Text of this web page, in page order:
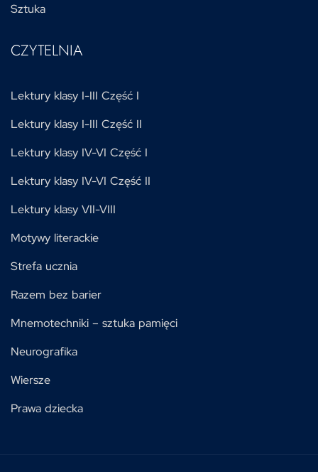
Sztuka
CZYTELNIA
Lektury klasy I-III Część I
Lektury klasy I-III Część II
Lektury klasy IV-VI Część I
Lektury klasy IV-VI Część II
Lektury klasy VII-VIII
Motywy literackie
Strefa ucznia
Razem bez barier
Mnemotechniki – sztuka pamięci
Neurografika
Wiersze
Prawa dziecka